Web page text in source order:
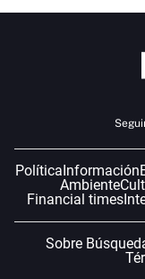
PolíticaInformación
Ambiente
Financial times
Sobre